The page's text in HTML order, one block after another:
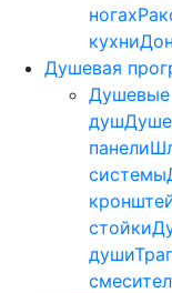
ногах
кухни
Душевая
Душевые
душ
панели
системы
стойки
души